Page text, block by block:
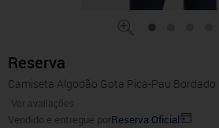
Reserva
Camiseta Algodão Gota Pica-Pau Bordado
Ver avaliações
Vendido e entregue porReserva Oficial